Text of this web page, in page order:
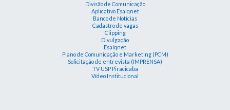
Divisão de Comunicação
Aplicativo Esalqnet
Banco de Notícias
Cadastro de vagas
Clipping
Divulgação
Esalqnet
Plano de Comunicação e Marketing (PCM)
Solicitação de entrevista (IMPRENSA)
TV USP Piracicaba
Vídeo Institucional